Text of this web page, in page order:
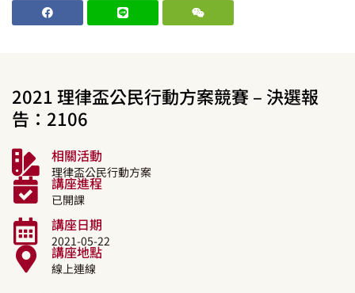
2021 理律盃公民行動方案競賽 – 決選報
告：2106
相關活動
理律盃公民行動方案
講座進程
已開課
講座日期
2021-05-22
講座地點
線上連線